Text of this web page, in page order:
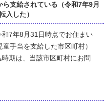
支給されている（令和7年9月
入した）
7年8月31日時点でお住まい
手当を支給した市区町村）
期は、当該市区町村にお問